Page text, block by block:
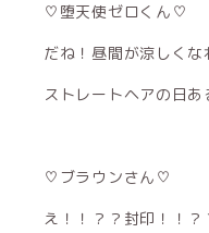
♡堕天使ゼロくん♡
だね！昼間が涼しくな
ストレートヘアの日あ
♡ブラウンさん♡
え！！？？封印！！？